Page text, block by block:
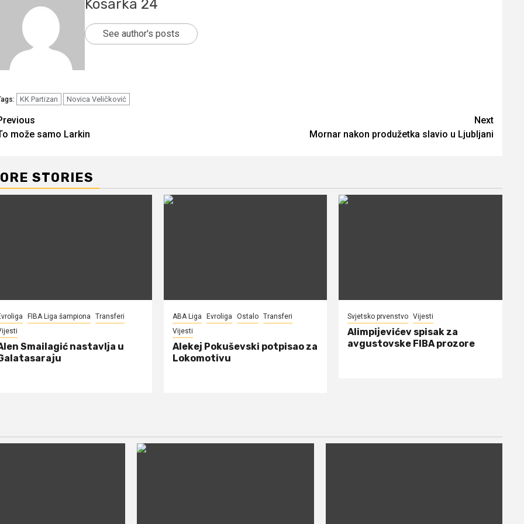
Kosarka 24
See author's posts
KK Partizan Novica Veličković
može samo Larkin
Next
Mornar nakon produžetka slavio u Ljubljani
STORIES
FIBA Liga šampiona
Transferi
Smailagić nastavlja u
ABA Liga Evroliga Ostalo Transferi
Vijesti
Alekej Pokuševski potpisao za
Lokomotivu
Svjetsko prvenstvo Vijesti
Alimpijevićev spisak za
avgustovske FIBA prozore